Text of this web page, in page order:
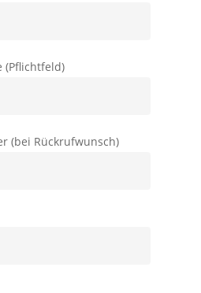
(Pflichtfeld)
(bei Rückrufwunsch)